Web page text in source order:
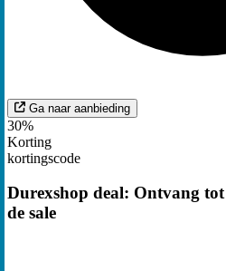
Ga naar aanbieding
30%
Korting
kortingscode
Durexshop deal: Ontvang tot
de sale